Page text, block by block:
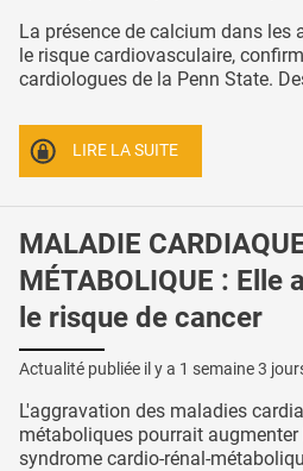
La présence de calcium dans les
le risque cardiovasculaire,
cardiologues de la Penn State.
LIRE LA SUITE
MALADIE
MÉTABOLIQUE : Elle
le risque de cancer
Actualité publiée il y a 1 semaine 3
L'aggravation des maladies
métaboliques pourrait augmenter
syndrome cardio-rénal-